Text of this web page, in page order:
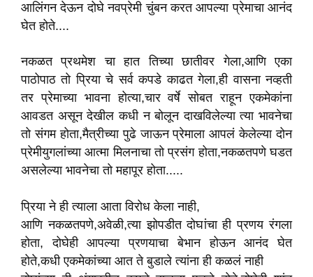
आलिंगन देऊन दोघे नवप्रेमी चुंबन करत आपल्या प्रेमाचा आनंद
घेत होते....
नकळत प्रथमेश चा हात तिच्या छातीवर गेला,आणि एका
पाठोपाठ तो प्रिया चे सर्व कपडे काढत गेला,ही वासना नव्हती
तर प्रेमाच्या भावना होत्या,चार वर्षे सोबत राहून एकमेकांना
आवडत असून देखील कधी न बोलून दाखविलेल्या त्या भावनेचा
तो संगम होता,मैत्रीच्या पुढे जाऊन प्रेमाला आपलं केलेल्या दोन
प्रेमीयुगलांच्या आत्मा मिलनाचा तो प्रसंग होता,नकळतपणे घडत
असलेल्या भावनेचा तो महापूर होता.....
प्रिया ने ही त्याला आता विरोध केला नाही,
आणि नकळतपणे,अवेळी,त्या झोपडीत दोघांचा ही प्रणय रंगला
होता, दोघेही आपल्या प्रणयाचा बेभान होऊन आनंद घेत
होते,कधी एकमेकांच्या आत ते बुडाले त्यांना ही कळलं नाही